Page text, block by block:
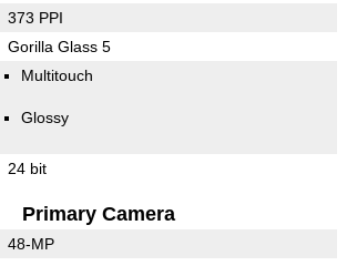
373 PPI
Gorilla Glass 5
Multitouch
Glossy
24 bit
Primary Camera
48-MP